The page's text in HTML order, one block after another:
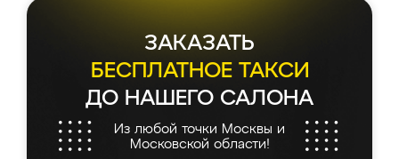
ЗАКАЗАТЬ
БЕСПЛАТНОЕ ТАКСИ
ДО НАШЕГО САЛОНА
Из любой точки Москвы и
Московской области!